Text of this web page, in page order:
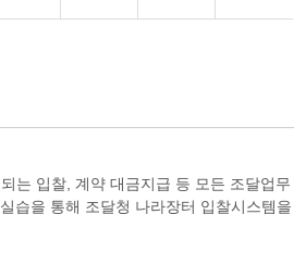
는 입찰, 계약 대금지급 등 모든 조달업무
습을 통해 조달청 나라장터 입찰시스템을